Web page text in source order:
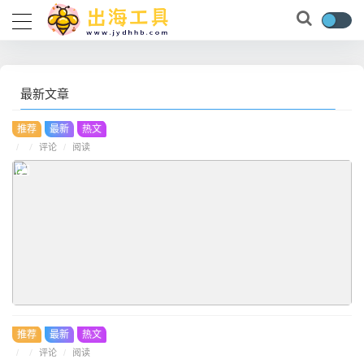
最新文章
推荐 最新 热文
/ / 评论 / 阅读
推荐 最新 热文
/ / 评论 / 阅读